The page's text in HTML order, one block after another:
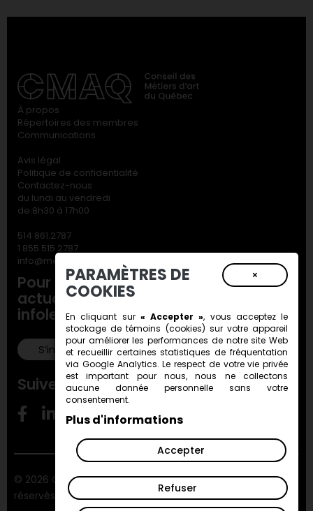
À propos
Répertoires des membres
Communications
Avis légal
Politique de confidentialité
Contactez-nous
du lundi au vendredi
de 8h30 à 17h00
514 861.2787
1 855 515.2787
info@metiersdart.ca
Pour ne rien manquer de nos
actualités, inscrivez-vous à notre
infolettre!
S’inscrire!
Suivez-nous!
© 2026 Conseil des métiers d'art du Québec. Tous droits
réservés.
ViGlob
×
PARAMÈTRES DE
COOKIES
En cliquant sur « Accepter », vous acceptez le
stockage detémoins (cookies) sur votre appareil
pour améliorer les performances de notre site Web
et recueillir certaines statistiques de fréquentation
via Google Analytics. Le respect de votre vie privée
est important pour nous, nous ne collectons
aucune donnée personnelle sans votre
consentement.
Plus d'informations
Accepter
Refuser